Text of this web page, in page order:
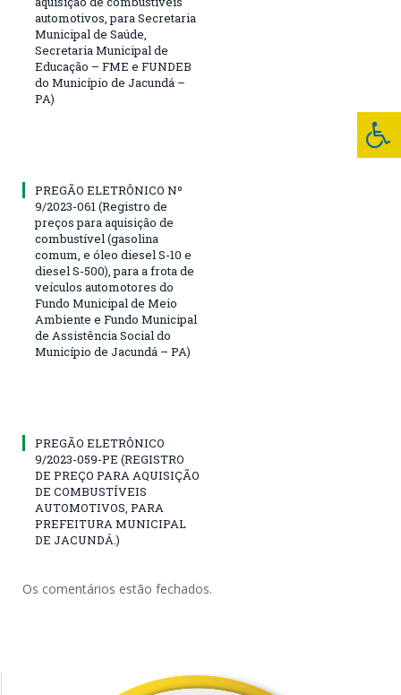
automotivos, para Secretaria
Municipal de Saúde,
Secretaria Municipal de
Educação – FME e FUNDEB
do Município de Jacundá –
PA)
PREGÃO ELETRÔNICO Nº
9/2023-061 (Registro de
preços para aquisição de
combustível (gasolina
comum, e óleo diesel S-10 e
diesel S-500), para a frota de
veículos automotores do
Fundo Municipal de Meio
Ambiente e Fundo Municipal
de Assistência Social do
Município de Jacundá – PA)
PREGÃO ELETRÔNICO
9/2023-059-PE (REGISTRO
DE PREÇO PARA AQUISIÇÃO
DE COMBUSTÍVEIS
AUTOMOTIVOS, PARA
PREFEITURA MUNICIPAL
DE JACUNDÁ.)
Os comentários estão fechados.